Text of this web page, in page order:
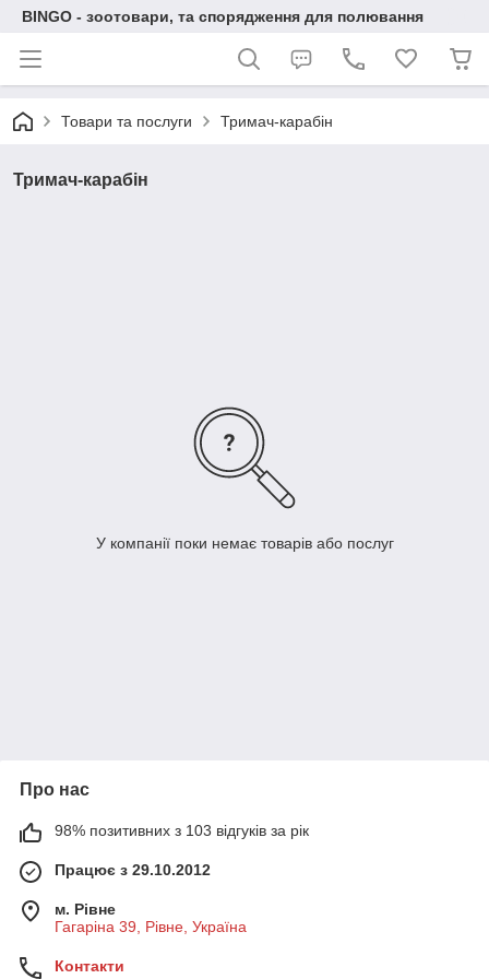
BINGO - зоотовари, та спорядження для полювання
Товари та послуги Тримач-карабін
Тримач-карабін
У компанії поки немає товарів або послуг
Про нас
98% позитивних з 103 відгуків за рік
Працює з 29.10.2012
м. Рівне
Гагаріна 39, Рівне, Україна
Контакти